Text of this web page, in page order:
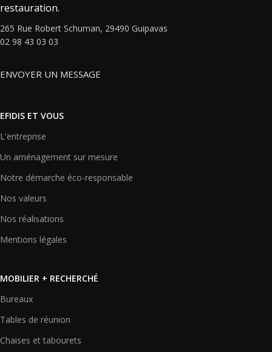
restauration.
265 Rue Robert Schuman, 29490 Guipavas
02 98 43 03 03
ENVOYER UN MESSAGE
EFIDIS ET VOUS
L'entreprise
Un aménagement sur mesure
Notre démarche éco-responsable
Nos valeurs
Nos réalisations
Mentions légales
MOBILIER + RECHERCHÉ
Bureaux
Tables de réunion
Chaises et tabourets